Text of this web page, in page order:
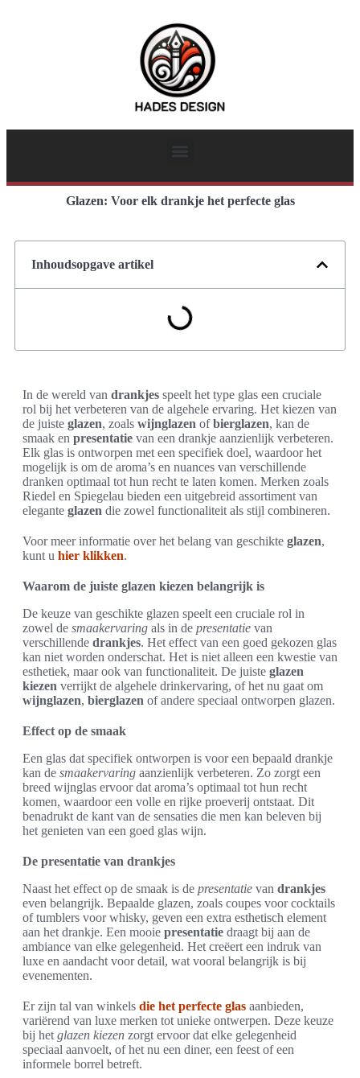
Glazen: Voor elk drankje het perfecte glas
Inhoudsopgave artikel
In de wereld van drankjes speelt het type glas een cruciale
rol bij het verbeteren van de algehele ervaring. Het kiezen van
de juiste glazen, zoals wijnglazen ofbierglazen, kan de
smaak en presentatie van een drankje aanzienlijk verbeteren.
Elk glas is ontworpen met een specifiek doel, waardoor het
mogelijk is om de aroma’s en nuances van verschillende
dranken optimaal tot hun recht te laten komen. Merken zoals
Riedel en Spiegelau bieden een uitgebreid assortiment van
elegante glazen die zowel functionaliteit als stijl combineren.
Voor meer informatie over het belang van geschikte glazen,
kunt u hier klikken.
Waarom de juiste glazen kiezen belangrijk is
De keuze van geschikte glazen speelt een cruciale rol in
zowel de smaakervaring als in de presentatie van
verschillende drankjes. Het effect van een goed gekozen glas
kan niet worden onderschat. Het is niet alleen een kwestie van
esthetiek, maar ook van functionaliteit. De juiste glazen
kiezen verrijkt de algehele drinkervaring, of het nu gaat om
wijnglazen, bierglazen of andere speciaal ontworpen glazen.
Effect op de smaak
Een glas dat specifiek ontworpen is voor een bepaald drankje
kan de smaakervaring aanzienlijk verbeteren. Zo zorgt een
breed wijnglas ervoor dat aroma’s optimaal tot hun recht
komen, waardoor een volle en rijke proeverij ontstaat. Dit
benadrukt de kant van de sensaties die men kan beleven bij
het genieten van een goed glas wijn.
De presentatie van drankjes
Naast het effect op de smaak is de presentatie van drankjes
even belangrijk. Bepaalde glazen, zoals coupes voor cocktails
of tumblers voor whisky, geven een extra esthetisch element
aan het drankje. Een mooie presentatie draagt bij aan de
ambiance van elke gelegenheid. Het creëert een indruk van
luxe en aandacht voor detail, wat vooral belangrijk is bij
evenementen.
Er zijn tal van winkels die het perfecte glas aanbieden,
variërend van luxe merken tot unieke ontwerpen. Deze keuze
bij het glazen kiezen zorgt ervoor dat elke gelegenheid
speciaal aanvoelt, of het nu een diner, een feest of een
informele borrel betreft.